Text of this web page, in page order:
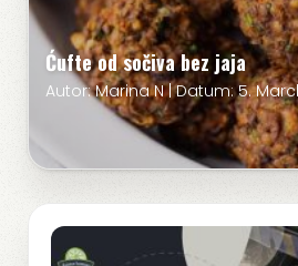
Ćufte od sočiva bez jaja
Autor: Marina N | Datum: 5.